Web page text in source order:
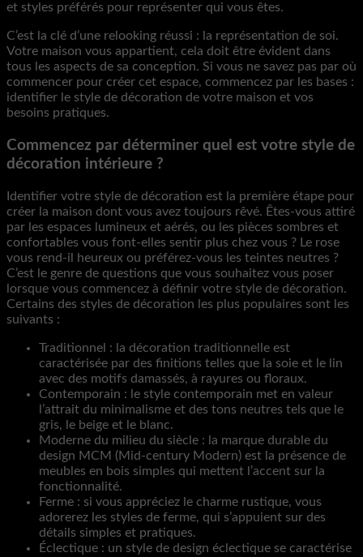
et styles préférés pour représenter qui vous êtes.
C’est la clé d’une relooking réussi : la représentation de soi.
Votre maison vous appartient, cela doit être évident dans
tous les aspects de sa conception. Si vous ne savez pas par où
commencer pour créer cet espace, commencez par les bases :
identifier le style de décoration de votre maison et vos
besoins pratiques.
Commencez par déterminer quel est votre style de
décoration intérieure ?
Identifier votre style de décoration est la première étape pour
créer la maison dont vous avez toujours rêvé. Êtes-vous attiré
par les espaces lumineux et aérés, ou les pièces sombres et
confortables vous font-elles sentir plus chez vous ? Le rose
vous rend-il heureux ou préférez-vous les teintes neutres ?
C’est le genre de questions que vous souhaitez vous poser
lorsque vous commencez à définir votre style de décoration.
Certains des styles de décoration les plus populaires sont les
suivants :
Traditionnel : la décoration traditionnelle est
caractérisée par des finitions telles que la soie et le lin
avec des motifs damassés, à rayures ou floraux.
Contemporain : le style contemporain met en valeur
l’attrait du minimalisme et des tons neutres tels que le
gris, le beige et le blanc.
Moderne du milieu du siècle : la marque durable du
design MCM (Mid-century Modern) est la présence de
meubles en bois simples qui mettent l’accent sur la
fonctionnalité.
Ferme : si vous appréciez le charme rustique, vous
adorerez les styles de ferme, qui s’appuient sur des
détails simples et pratiques.
Éclectique : un style de design éclectique se caractérise